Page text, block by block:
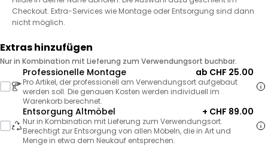
Checkout. Extra-Services wie Montage oder Entsorgung sind dann
nicht möglich.
Extras hinzufügen
Nur in Kombination mit Lieferung zum Verwendungsort buchbar.
Professionelle Montage ab CHF 25.00
Pro Artikel, der professionell am Verwendungsort aufgebaut
werden soll. Die genauen Kosten werden individuell im
Warenkorb berechnet.
Entsorgung Altmöbel + CHF 89.00
Nur in Kombination mit Lieferung zum Verwendungsort.
Berechtigt zur Entsorgung von allen Möbeln, die in Art und
Menge in etwa dem Neukauf entsprechen.